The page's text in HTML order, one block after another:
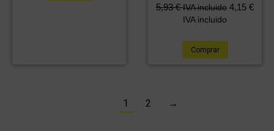
5,93€ IVA incluido 4,15 €
IVA incluido
Comprar
1 2 →